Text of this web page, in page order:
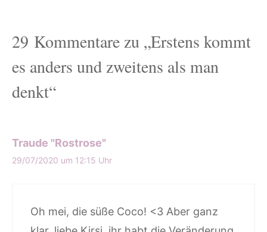
29 Kommentare zu „Erstens kommt
es anders und zweitens als man
denkt“
Traude "Rostrose"
29/07/2020 um 12:15 Uhr
Oh mei, die süße Coco! <3 Aber ganz